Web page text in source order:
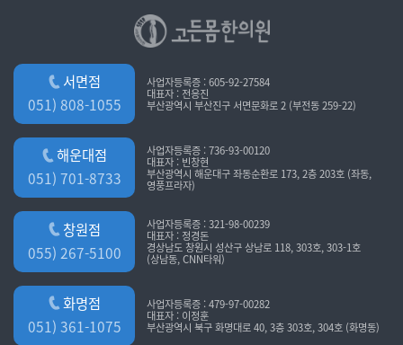
서면점
051) 808-1055
사업자등록증 : 605-92-27584
대표자 : 전응진
부산광역시 부산진구 서면문화로 2 (부전동 259-22)
해운대점
051) 701-8733
사업자등록증 : 736-93-00120
대표자 : 빈창현
부산광역시 해운대구 좌동순환로 173, 2층 203호 (좌동,
영풍프라자)
창원점
055) 267-5100
사업자등록증 : 321-98-00239
대표자 : 정경돈
경상남도 창원시 성산구 상남로 118, 303호, 303-1호
(상남동, CNN타워)
화명점
051) 361-1075
사업자등록증 : 479-97-00282
대표자 : 이정훈
부산광역시 북구 화명대로 40, 3층 303호, 304호 (화명동)